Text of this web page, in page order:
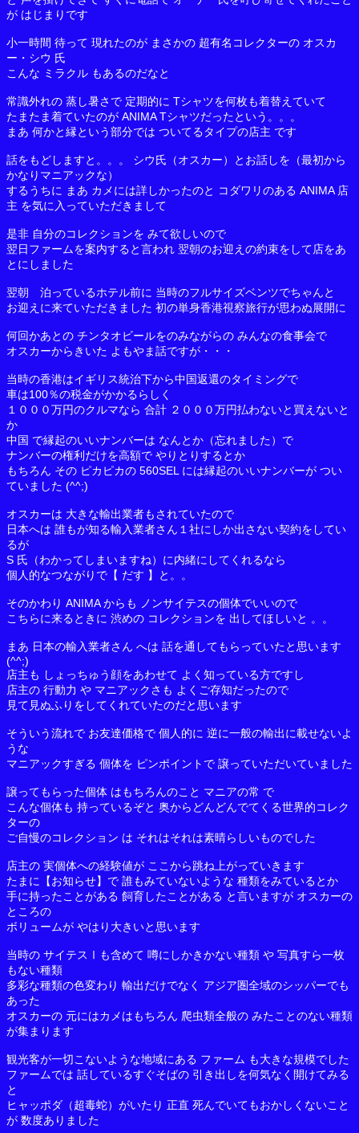
が はじまりです
小一時間 待って 現れたのが まさかの 超有名コレクターの オスカ
ー・シウ 氏
こんな ミラクル もあるのだなと
常識外れの 蒸し暑さで 定期的に Tシャツを何枚も着替えていて
たまたま着ていたのが ANIMA Tシャツだったという。。。
まあ 何かと縁という部分では ついてるタイプの店主 です
話をもどしますと。。。 シウ氏（オスカー）とお話しを（最初から
かなりマニアックな）
するうちに まあ カメには詳しかったのと コダワリのある ANIMA 店
主 を気に入っていただきまして
是非 自分のコレクションを みて欲しいので
翌日ファームを案内すると言われ 翌朝のお迎えの約束をして店をあ
とにしました
翌朝 泊っているホテル前に 当時のフルサイズベンツでちゃんと
お迎えに来ていただきました 初の単身香港視察旅行が思わぬ展開に
何回かあとの チンタオビールをのみながらの みんなの食事会で
オスカーからきいた よもやま話ですが・・・
当時の香港はイギリス統治下から中国返還のタイミングで
車は100％の税金がかかるらしく
１０００万円のクルマなら 合計 ２０００万円払わないと買えないと
か
中国 で縁起のいいナンバーは なんとか（忘れました）で
ナンバーの権利だけを高額で やりとりするとか
もちろん その ピカピカの 560SEL には縁起のいいナンバーが つい
ていました (^^;)
オスカーは 大きな輸出業者もされていたので
日本へは 誰もが知る輸入業者さん１社にしか出さない契約をしてい
るが
S 氏（わかってしまいますね）に内緒にしてくれるなら
個人的なつながりで【 だす 】と。。
そのかわり ANIMA からも ノンサイテスの個体でいいので
こちらに来るときに 渋めの コレクションを 出してほしいと 。。
まあ 日本の輸入業者さん へは 話を通してもらっていたと思います
(^^;)
店主も しょっちゅう顔をあわせて よく知っている方ですし
店主の 行動力 や マニアックさも よくご存知だったので
見て見ぬふりをしてくれていたのだと思います
そういう流れで お友達価格で 個人的に 逆に一般の輸出に載せないよ
うな
マニアックすぎる 個体を ピンポイントで 譲っていただいていました
譲ってもらった個体 はもちろんのこと マニアの常 で
こんな個体も 持っているぞと 奥からどんどんでてくる世界的コレク
ターの
ご自慢のコレクション は それはそれは素晴らしいものでした
店主の 実個体への経験値が ここから跳ね上がっていきます
たまに【お知らせ】で 誰もみていないような 種類をみているとか
手に持ったことがある 飼育したことがある と言いますが オスカーの
ところの
ボリュームが やはり大きいと思います
当時の サイテスⅠも含めて 噂にしかきかない種類 や 写真すら一枚
もない種類
多彩な種類の色変わり 輸出だけでなく アジア圏全域のシッパーでも
あった
オスカーの 元にはカメはもちろん 爬虫類全般の みたことのない種類
が集まります
観光客が一切こないような地域にある ファーム も大きな規模でした
ファームでは 話しているすぐそばの 引き出しを何気なく開けてみる
と
ヒャッポダ（超毒蛇）がいたり 正直 死んでいてもおかしくないこと
が 数度ありました